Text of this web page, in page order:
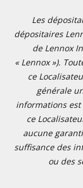
Les
dépositaires
de Lennox
« Lennox »).
ce
générale
informations est
ce
aucune
suffisance des
ou des